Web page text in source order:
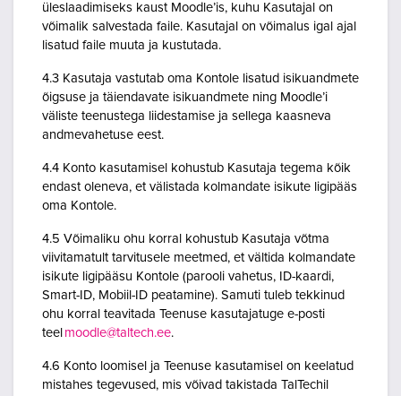
üleslaadimiseks kaust Moodle’is, kuhu Kasutajal on
võimalik salvestada faile. Kasutajal on võimalus igal ajal
lisatud faile muuta ja kustutada.
4.3 Kasutaja vastutab oma Kontole lisatud isikuandmete
õigsuse ja täiendavate isikuandmete ning Moodle’i
väliste teenustega liidestamise ja sellega kaasneva
andmevahetuse eest.
4.4 Konto kasutamisel kohustub Kasutaja tegema kõik
endast oleneva, et välistada kolmandate isikute ligipääs
oma Kontole.
4.5 Võimaliku ohu korral kohustub Kasutaja võtma
viivitamatult tarvitusele meetmed, et vältida kolmandate
isikute ligipääsu Kontole (parooli vahetus, ID-kaardi,
Smart-ID, Mobiil-ID peatamine). Samuti tuleb tekkinud
ohu korral teavitada Teenuse kasutajatuge e-posti
teel moodle@taltech.ee.
4.6 Konto loomisel ja Teenuse kasutamisel on keelatud
mistahes tegevused, mis võivad takistada TalTechil